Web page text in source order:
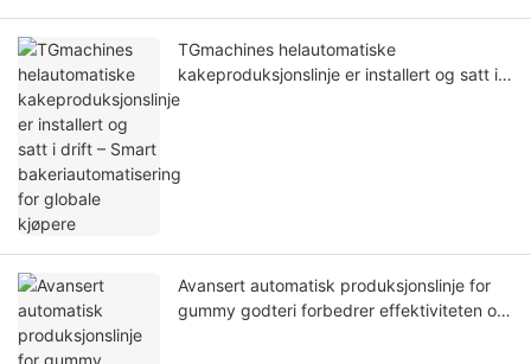
TGmachines helautomatiske
kakeproduksjonslinje er installert og satt i
drift – Smart bakeriautomatisering for
Avansert automatisk produksjonslinje for
gummy godteri forbedrer effektiviteten og